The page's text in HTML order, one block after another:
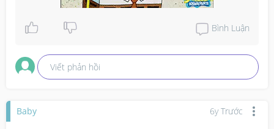
Bình Luận
Viết phản hồi
Baby 6y Trước